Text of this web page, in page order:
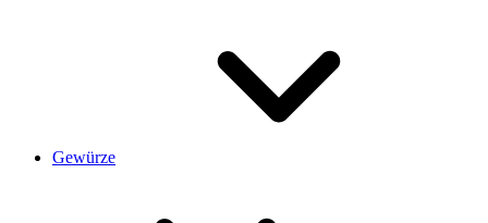
Gewürze